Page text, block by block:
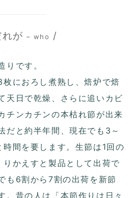
が – who /
りです。
におろし煮熟し、焙炉で焙
天日で乾燥、さらに追いカビ
チンカチンの本枯れ節が出来
だと約半年間、現在でも3～
間を要します。生節は1回の
かえすと製品として出荷で
も6割から7割の出荷を新節
。昔の人は「本節作りは日々